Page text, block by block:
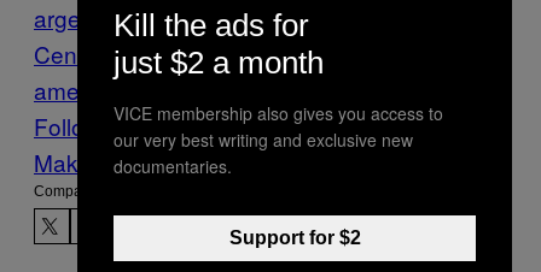
argentina Copa America Copa América
Centenario futbol Sports sueño
americano
Follow Us On Discover
Make Us Preferred In Top Stories
Compartir:
Kill the ads for
just $2 a month
VICE membership also gives you access to
our very best writing and exclusive new
documentaries.
Support for $2